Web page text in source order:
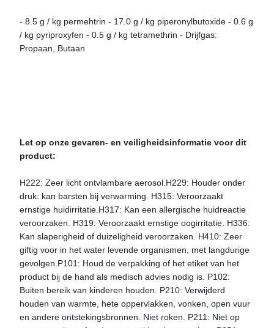
- 8.5 g / kg permehtrin - 17.0 g / kg piperonylbutoxide - 0.6 g
/ kg pyriproxyfen - 0.5 g / kg tetramethrin - Drijfgas:
Propaan, Butaan
Let op onze gevaren- en veiligheidsinformatie voor dit
product:
H222: Zeer licht ontvlambare aerosol.H229: Houder onder
druk: kan barsten bij verwarming. H315: Veroorzaakt
ernstige huidirritatie.H317: Kan een allergische huidreactie
veroorzaken. H319: Veroorzaakt ernstige oogirritatie. H336:
Kan slaperigheid of duizeligheid veroorzaken. H410: Zeer
giftig voor in het water levende organismen, met langdurige
gevolgen.P101: Houd de verpakking of het etiket van het
product bij de hand als medisch advies nodig is. P102:
Buiten bereik van kinderen houden. P210: Verwijderd
houden van warmte, hete oppervlakken, vonken, open vuur
en andere ontstekingsbronnen. Niet roken. P211: Niet op